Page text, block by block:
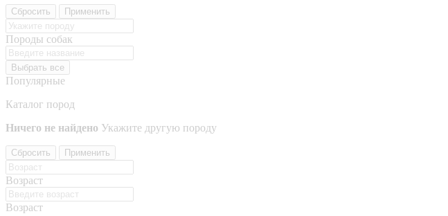
Сбросить Применить
Породы собак
Выбрать все
Популярные
Каталог пород
Ничего не найдено Укажите другую породу
Сбросить Применить
Возраст
Возраст